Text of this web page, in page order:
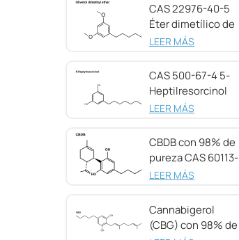
CAS 22976-40-5
Éter dimetílico de
olivetol, 98 %
LEER MÁS
CAS 500-67-4 5-
Heptilresorcinol
con 99 % de
LEER MÁS
CBDB con 98% de
pureza CAS 60113-
11-3
LEER MÁS
Cannabigerol
(CBG) con 98% de